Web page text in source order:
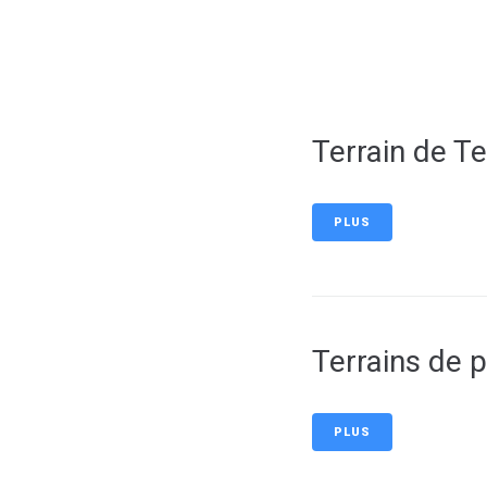
Terrain de
PLUS
Terrains de
PLUS